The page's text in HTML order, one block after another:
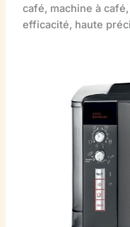
café, machine à
efficacité, haute